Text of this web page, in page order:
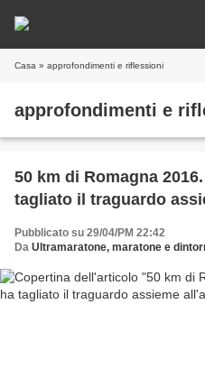
Casa » approfondimenti e riflessioni
approfondimenti e
50 km di Romagna
tagliato il traguardo
Pubblicato su 29/04/PM 22:42
Da Ultramaratone, maratone e